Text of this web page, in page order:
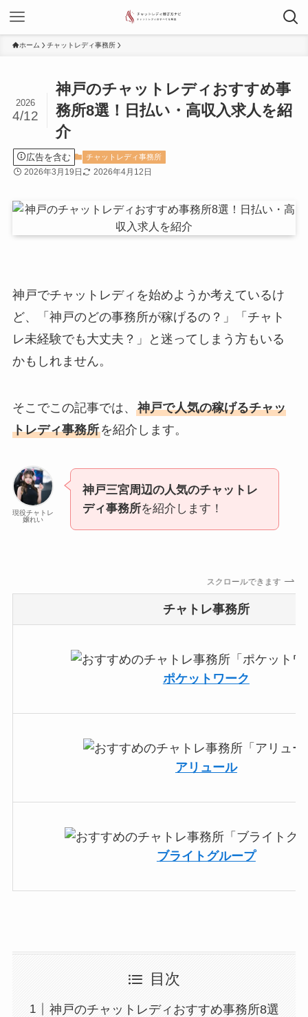
ホーム チャットレディ事務所
神戸のチャットレディおすすめ事
務所8選！日払い・高収入求人を紹
介
2026
4/12
広告を含む チャットレディ事務所
2026年3月19日 2026年4月12日
神戸でチャットレディを始めようか考えているけ
ど、「神戸のどの事務所が稼げるの？」「チャト
レ未経験でも大丈夫？」と迷ってしまう方もいる
かもしれません。
そこでこの記事では、 神戸で人気の稼げるチャッ
トレディ事務所を紹介します。
現役チャトレ
嬢れい
神戸三宮周辺の人気のチャットレ
ディ事務所を紹介します！
スクロールできます
チャトレ事務所
ポケットワーク
アリュール
ブライトグループ
目次
神戸のチャットレディおすすめ事務所8選